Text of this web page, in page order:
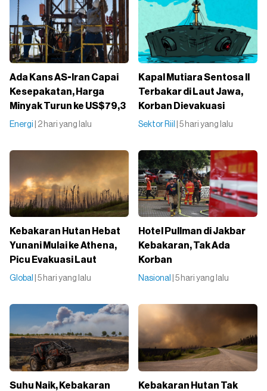
Ada Kans AS-Iran Capai
Kesepakatan, Harga
Minyak Turun ke US$79,3
Energi | 2 hari yang lalu
Kapal Mutiara Sentosa II
Terbakar di Laut Jawa,
Korban Dievakuasi
Sektor Riil | 5 hari yang lalu
Kebakaran Hutan Hebat
Yunani Mulai ke Athena,
Picu Evakuasi Laut
Global | 5 hari yang lalu
Hotel Pullman di Jakbar
Kebakaran, Tak Ada
Korban
Nasional | 5 hari yang lalu
Suhu Naik, Kebakaran
Kebakaran Hutan Tak